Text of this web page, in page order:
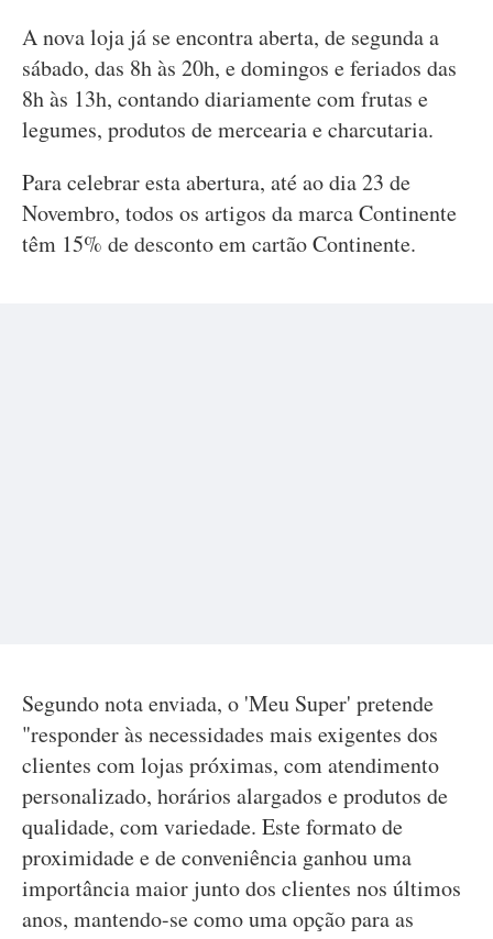
A nova loja já se encontra aberta, de segunda a
sábado, das 8h às 20h, e domingos e feriados das
8h às 13h, contando diariamente com frutas e
legumes, produtos de mercearia e charcutaria.
Para celebrar esta abertura, até ao dia 23 de
Novembro, todos os artigos da marca Continente
têm 15% de desconto em cartão Continente.
Segundo nota enviada, o 'Meu Super' pretende
"responder às necessidades mais exigentes dos
clientes com lojas próximas, com atendimento
personalizado, horários alargados e produtos de
qualidade, com variedade. Este formato de
proximidade e de conveniência ganhou uma
importância maior junto dos clientes nos últimos
anos, mantendo-se como uma opção para as